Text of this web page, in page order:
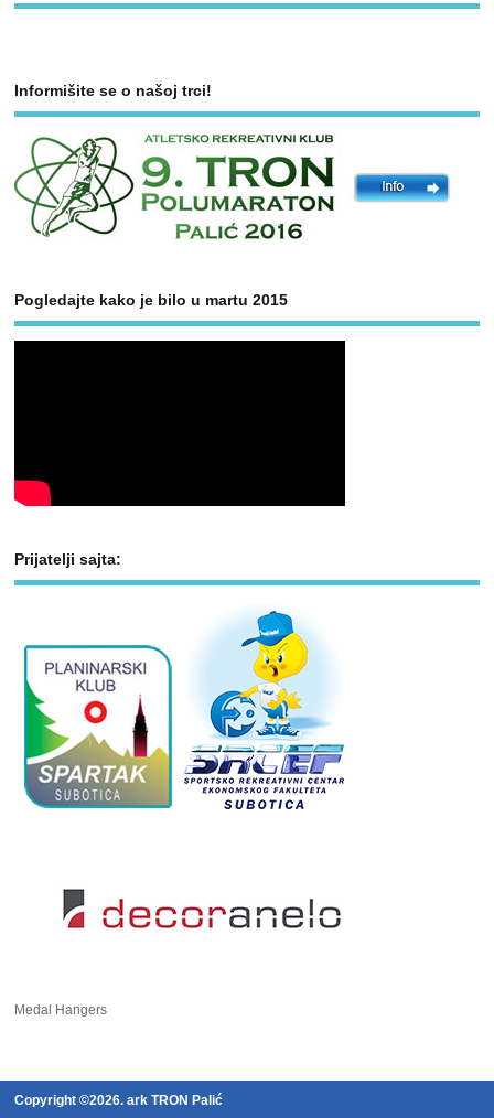
Informišite se o našoj trci!
Pogledajte kako je bilo u martu 2015
Prijatelji sajta:
Medal Hangers
Copyright ©2026. ark TRON Palić